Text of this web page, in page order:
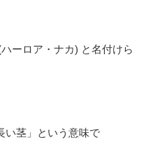
ーロア・ナカ) と名付けら
い茎」という意味で